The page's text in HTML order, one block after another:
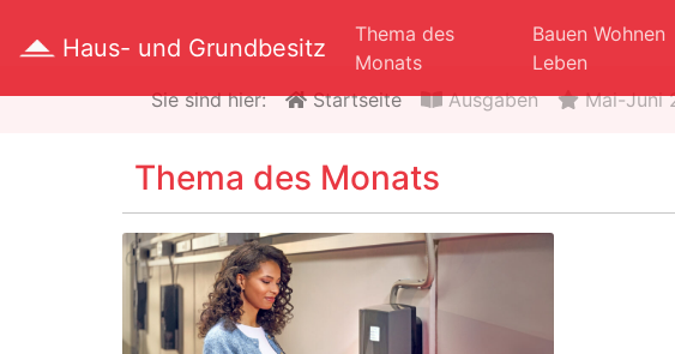
Haus- und Grundbesitz
Thema des
Monats
Bauen Wohnen
Leben
Sie sind hier: Startseite Ausgaben Mai-Juni
Thema des Monats